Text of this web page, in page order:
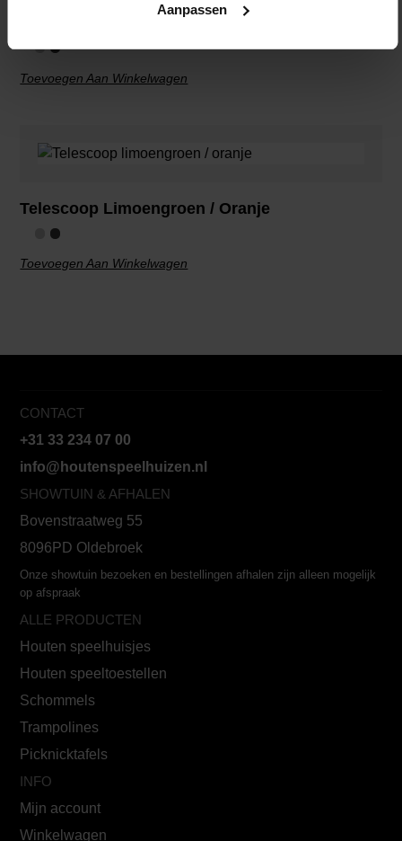
Aanpassen
Klein Bootstuur – Rood
Toevoegen Aan Winkelwagen
Telescoop Limoengroen / Oranje
Toevoegen Aan Winkelwagen
CONTACT
+31 33 234 07 00
info@houtenspeelhuizen.nl
SHOWTUIN & AFHALEN
Bovenstraatweg 55
8096PD Oldebroek
Onze showtuin bezoeken en bestellingen afhalen zijn alleen mogelijk
op afspraak
ALLE PRODUCTEN
Houten speelhuisjes
Houten speeltoestellen
Schommels
Trampolines
Picknicktafels
INFO
Mijn account
Winkelwagen